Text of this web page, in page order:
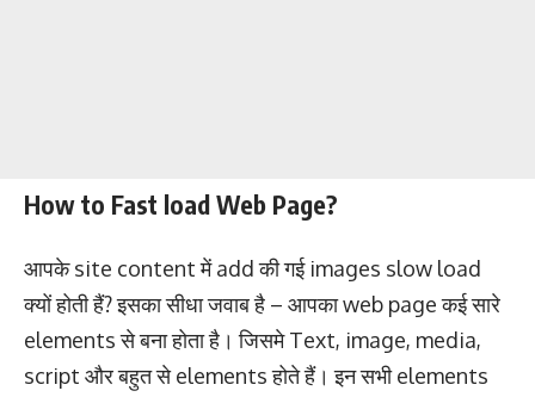
How to Fast load Web Page?
आपके site content में add की गई images slow load
क्यों होती हैं? इसका सीधा जवाब है – आपका web page कई सारे
elements से बना होता है। जिसमे Text, image, media,
script और बहुत से elements होते हैं। इन सभी elements